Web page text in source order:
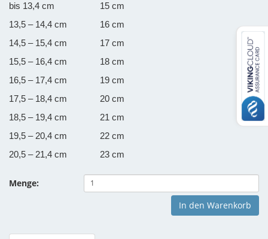
bis 13,4 cm
15 cm
13,5 – 14,4 cm
16 cm
14,5 – 15,4 cm
17 cm
15,5 – 16,4 cm
18 cm
16,5 – 17,4 cm
19 cm
17,5 – 18,4 cm
20 cm
18,5 – 19,4 cm
21 cm
19,5 – 20,4 cm
22 cm
20,5 – 21,4 cm
23 cm
Menge:
In den Warenkorb